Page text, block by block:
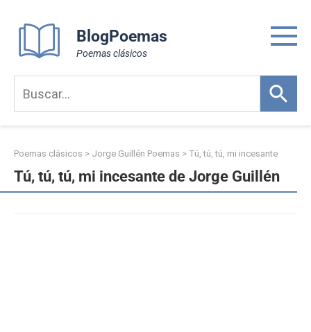
content
BlogPoemas
Poemas clásicos
Poemas clásicos > Jorge Guillén Poemas > Tú, tú, tú, mi incesante
Tú, tú, tú, mi incesante de Jorge Guillén